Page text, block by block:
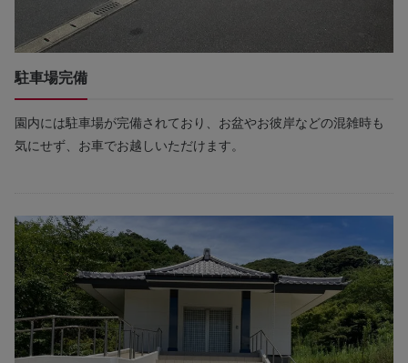
駐車場完備
園内には駐車場が完備されており、お盆やお彼岸などの混雑時も
気にせず、お車でお越しいただけます。